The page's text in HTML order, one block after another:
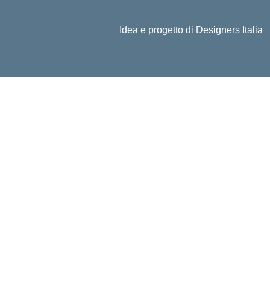
Idea e progetto di Designers Italia